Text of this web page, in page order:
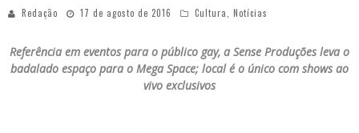
Redação 17 de agosto de 2016 Cultura, Notícias
Referência em eventos para o público gay, a Sense Produções leva o
badalado espaço para o Mega Space; local é o único com shows ao
vivo exclusivos